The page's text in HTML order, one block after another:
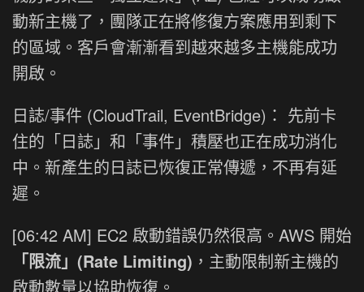
動新主機了，團隊正在將修復方案應用到剩下
的區域。客戶會漸漸看到越來越多主機能成功
開啟。
日誌/事件 (CloudTrail, EventBridge)： 先前卡
住的「日誌」和「事件」積壓也正在成功消化
中。新產生的日誌已恢復正常傳遞，不再有延
遲。
[06:42 AM] EC2 啟動錯誤仍然很高。AWS 開始
「限流」(Rate Limiting) ，主動限制新主機的
啟動數量以協助恢復。